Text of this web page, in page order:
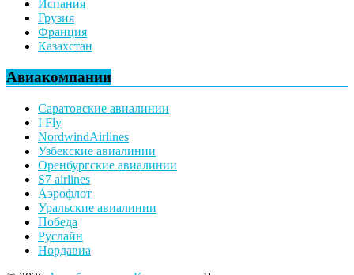
Испания
Грузия
Франция
Казахстан
Авиакомпании
Саратовские авиалинии
I Fly
NordwindAirlines
Узбекские авиалинии
Оренбургские авиалинии
S7 airlines
Аэрофлот
Уральские авиалинии
Победа
Руслайн
Нордавиа